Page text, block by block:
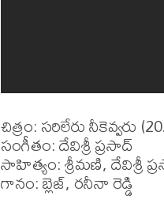
చిత్రం: సరిలేరు నీకెవ్వరు
సంగీతం: దేవిశ్రీ ప్రసాద్
సాహిత్యం: శ్రీమణి, దేవిశ్రీ
గానం: బ్లెజ్, రనీనా రెడ్డి